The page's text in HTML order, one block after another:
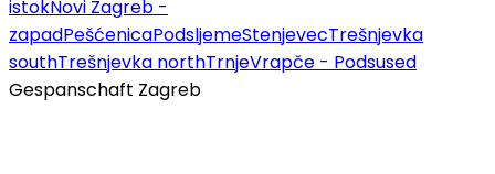
istokNovi Zagreb -
zapadPešćenicaPodsljemeStenjevecTrešnjevka
southTrešnjevka northTrnjeVrapče - Podsused
Gespanschaft Zagreb